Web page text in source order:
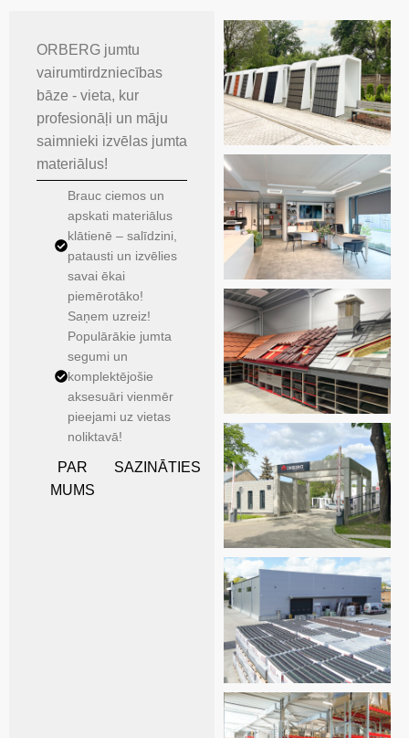
ORBERG jumtu
vairumtirdzniecības
bāze - vieta, kur
profesionāļi un māju
saimnieki izvēlas jumta
materiālus!
Brauc ciemos un
apskati materiālus
klātienē – salīdzini,
patausti un izvēlies
savai ēkai
piemērotāko!
Saņem uzreiz!
Populārākie jumta
segumi un
komplektējošie
aksesuāri vienmēr
pieejami uz vietas
noliktavā!
PAR
MUMS
SAZINĀTIES